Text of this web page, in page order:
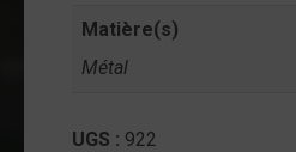
Matière(s)
Métal
UGS : 922